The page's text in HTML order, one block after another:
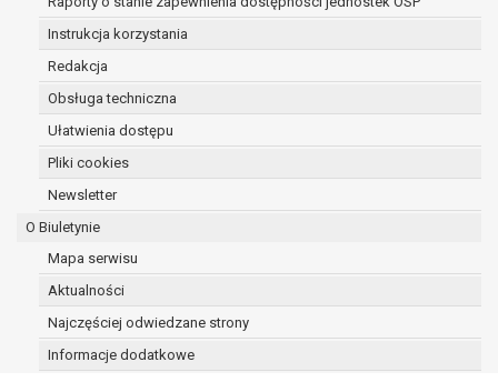
Instrukcja korzystania
Redakcja
Obsługa techniczna
Ułatwienia dostępu
Pliki cookies
Newsletter
O Biuletynie
Mapa serwisu
Aktualności
Najczęściej odwiedzane strony
Informacje dodatkowe
decyzji, w tym również profilowaniu.